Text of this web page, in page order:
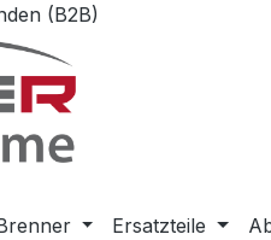
(B2B)
Ersatzteile